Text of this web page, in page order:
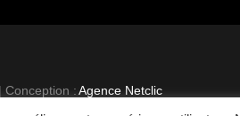
Conception :Agence Netclic